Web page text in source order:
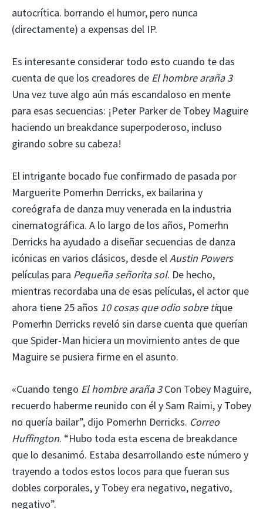
autocrítica. borrando el humor, pero nunca
(directamente) a expensas del IP.
Es interesante considerar todo esto cuando te das
cuenta de que los creadores de El hombre araña 3
Una vez tuve algo aún más escandaloso en mente
para esas secuencias: ¡Peter Parker de Tobey Maguire
haciendo un breakdance superpoderoso, incluso
girando sobre su cabeza!
El intrigante bocado fue confirmado de pasada por
Marguerite Pomerhn Derricks, ex bailarina y
coreógrafa de danza muy venerada en la industria
cinematográfica. A lo largo de los años, Pomerhn
Derricks ha ayudado a diseñar secuencias de danza
icónicas en varios clásicos, desde elAustin Powers
películas para Pequeña señorita sol. De hecho,
mientras recordaba una de esas películas, el actor que
ahora tiene 25 años 10 cosas que odio sobre tique
Pomerhn Derricks reveló sin darse cuenta que querían
que Spider-Man hiciera un movimiento antes de que
Maguire se pusiera firme en el asunto.
«Cuando tengo El hombre araña 3Con Tobey Maguire,
recuerdo haberme reunido con él y Sam Raimi, y Tobey
no quería bailar”, dijo Pomerhn Derricks. Correo
Huffington. “Hubo toda esta escena de breakdance
que lo desanimó. Estaba desarrollando este número y
trayendo a todos estos locos para que fueran sus
dobles corporales, y Tobey era negativo, negativo,
negativo”.